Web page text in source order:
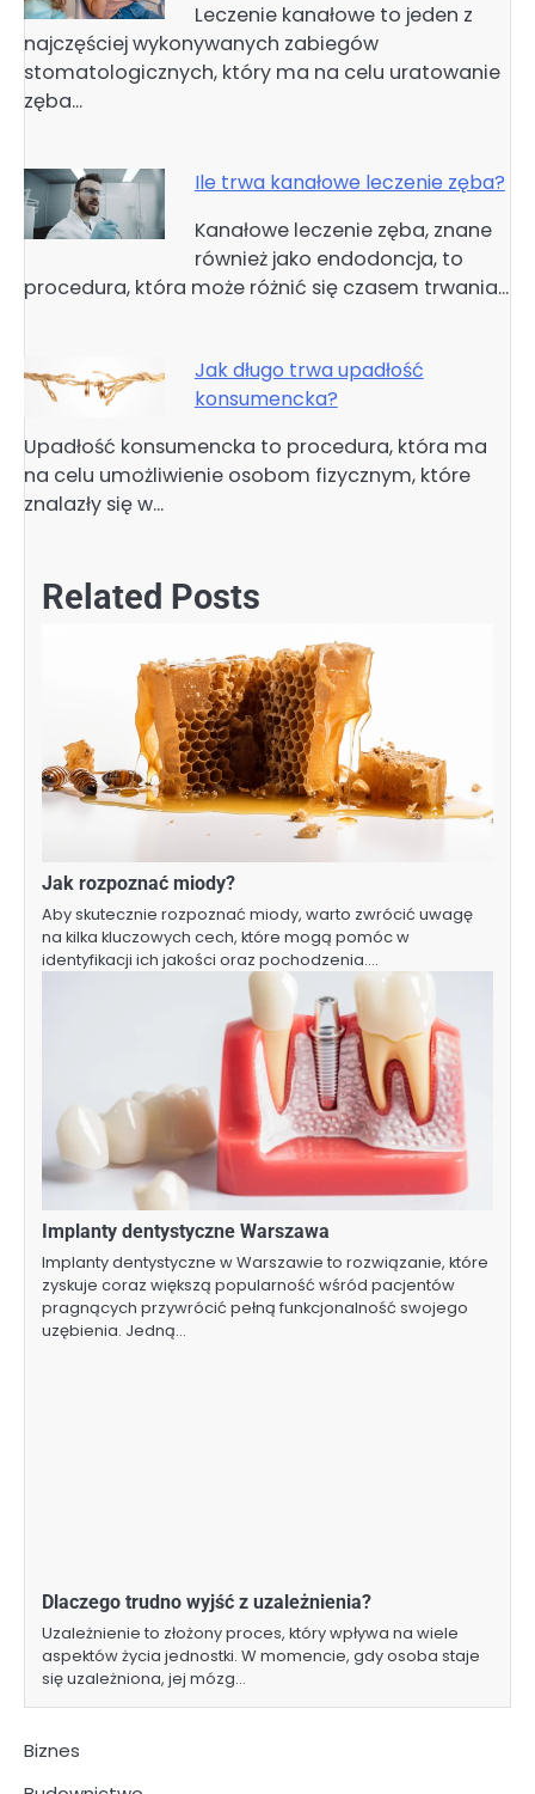
Leczenie kanałowe to jeden z
najczęściej wykonywanych zabiegów
stomatologicznych, który ma na celu uratowanie
zęba…
Ile trwa kanałowe leczenie zęba?
Kanałowe leczenie zęba, znane
również jako endodoncja, to
procedura, która może różnić się czasem trwania…
Jak długo trwa upadłość
konsumencka?
Upadłość konsumencka to procedura, która ma
na celu umożliwienie osobom fizycznym, które
znalazły się w…
Related Posts
Jak rozpoznać miody?
Aby skutecznie rozpoznać miody, warto zwrócić uwagę
na kilka kluczowych cech, które mogą pomóc w
identyfikacji ich jakości oraz pochodzenia.…
Implanty dentystyczne Warszawa
Implanty dentystyczne w Warszawie to rozwiązanie, które
zyskuje coraz większą popularność wśród pacjentów
pragnących przywrócić pełną funkcjonalność swojego
uzębienia. Jedną…
Dlaczego trudno wyjść z uzależnienia?
Uzależnienie to złożony proces, który wpływa na wiele
aspektów życia jednostki. W momencie, gdy osoba staje
się uzależniona, jej mózg…
Biznes